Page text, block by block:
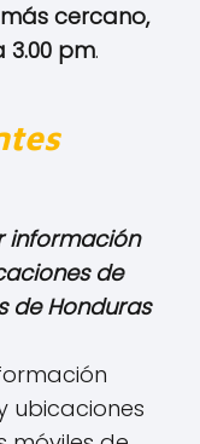
cercano,
3.00 pm.
información
de
de Honduras
ubicaciones